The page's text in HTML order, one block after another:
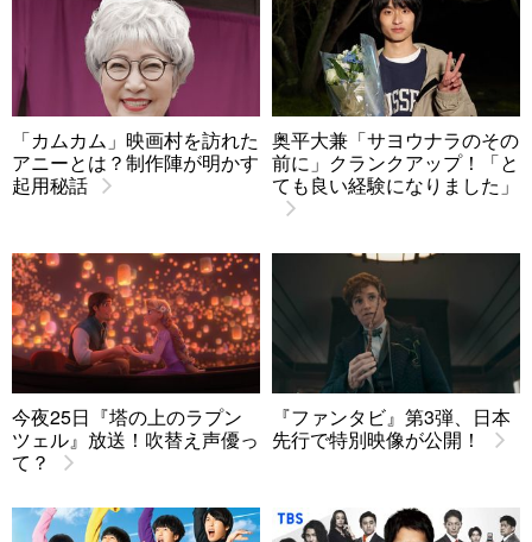
「カムカム」映画村を訪れた
アニーとは？制作陣が明かす
起用秘話
奥平大兼「サヨウナラのその
前に」クランクアップ！「と
ても良い経験になりました」
今夜25日『塔の上のラプン
ツェル』放送！吹替え声優っ
て？
『ファンタビ』第3弾、日本
先行で特別映像が公開！